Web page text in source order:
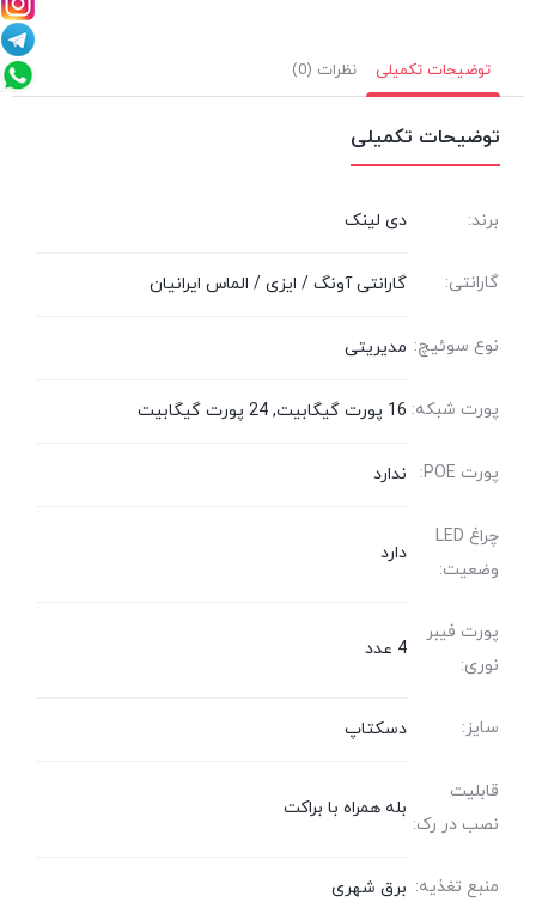
توضیحات تکمیلی نظرات (0)
توضیحات تکمیلی
برند: دی لینک
گارانتی: گارانتی آونگ / ایزی / الماس ایرانیان
نوع سوئیچ: مدیریتی
پورت شبکه: 16 پورت گیگابیت, 24 پورت گیگابیت
پورت POE: ندارد
چراغ LED
وضعیت:
دارد
پورت فیبر
نوری:
4 عدد
سایز: دسکتاپ
قابلیت
نصب در رک:
بله همراه با براکت
منبع تغذیه: برق شهری